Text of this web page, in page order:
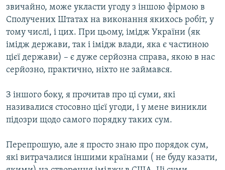
звичайно, може укласти угоду з іншою фірмою в
Сполучених Штатах на виконання якихось робіт, у
тому числі, і цих. При цьому, імідж України (як
імідж держави, так і імідж влади, яка є частиною
цієї держави) – є дуже серйозна справа, якою в нас
серйозно, практично, ніхто не займався.
З іншого боку, я прочитав про ці суми, які
називалися стосовно цієї угоди, і у мене виникли
підозри щодо самого порядку таких сум.
Перепрошую, але я просто знаю про порядок сум,
які витрачалися іншими країнами ( не буду казати,